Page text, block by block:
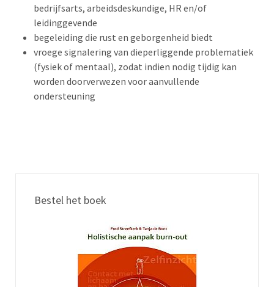
bedrijfsarts, arbeidsdeskundige, HR en/of
leidinggevende
begeleiding die rust en geborgenheid biedt
vroege signalering van dieperliggende problematiek
(fysiek of mentaal), zodat indien nodig tijdig kan
worden doorverwezen voor aanvullende
ondersteuning
Bestel het boek